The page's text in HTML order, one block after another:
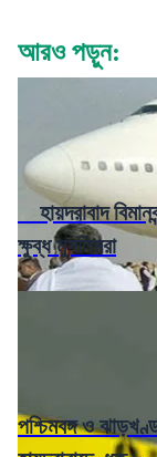
আরও পড়ুন:
হায়দরাবাদ
ক্ষুব্ধ মুসলিমরা
পশ্চিমবঙ্গ ও